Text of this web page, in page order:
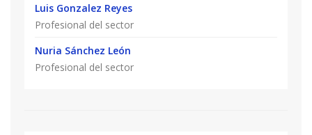
Luis Gonzalez Reyes
Profesional del sector
Nuria Sánchez León
Profesional del sector